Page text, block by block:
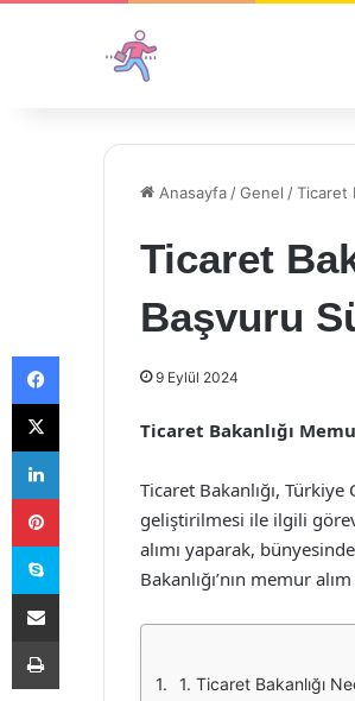
Anasayfa /Genel /Ticaret
Ticaret
Başvuru
9 Eylül 2024
Ticaret Bakanlığı
Ticaret Bakanlığı,
geliştirilmesi ile ilgili
alımı yaparak,
Bakanlığı’nın memur
1. Ticaret Bakanlığı
Facebook
X
LinkedIn
Pinterest
Skype
E-Posta ile paylaş